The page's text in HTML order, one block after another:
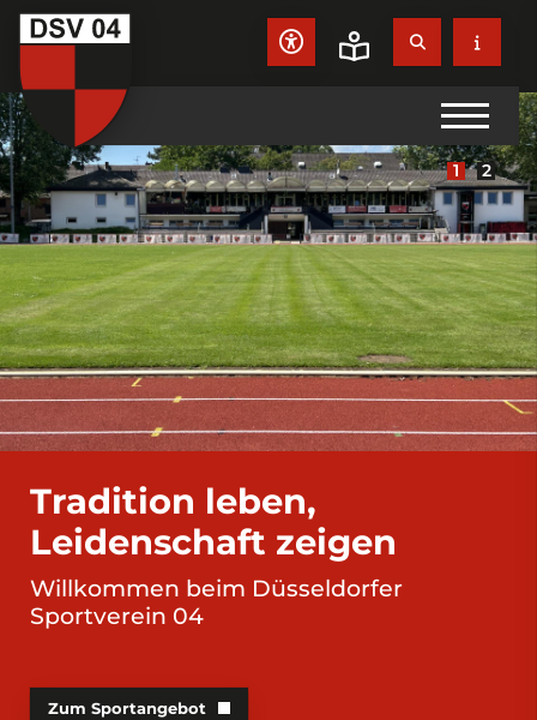
Tradition leben,
Leidenschaft zeigen
Willkommen beim Düsseldorfer
Sportverein 04
Zum Sportangebot